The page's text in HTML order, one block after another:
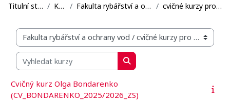
Titulní stránka Kurzy Fakulta rybářství a ochrany vod cvičné kurzy pro vyučující
Organizační struktura kurzů
Vyhledat kurzy
Vyhledat kurzy
Cvičný kurz Olga Bondarenko
(CV_BONDARENKO_2025/2026_ZS)